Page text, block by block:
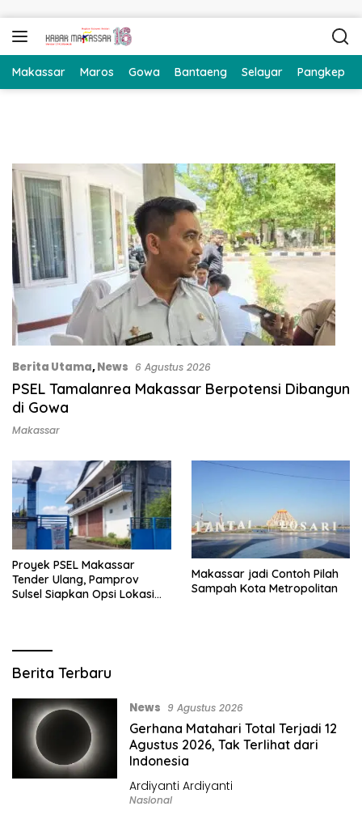
Makassar Maros Gowa Bantaeng Selayar Pangkep
Berita Utama,News 6 Agustus 2026
PSEL Tamalanrea Makassar Berpotensi Dibangun
di Gowa
Makassar
Proyek PSEL Makassar
Tender Ulang, Pamprov
Sulsel Siapkan Opsi Lokasi
Makassar jadi Contoh Pilah
Sampah Kota Metropolitan
a
b
Berita Terbaru
News 9 Agustus 2026
Gerhana Matahari Total Terjadi 12
Agustus 2026, Tak Terlihat dari
Indonesia
Ardiyanti Ardiyanti
Nasional